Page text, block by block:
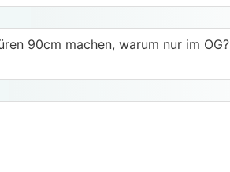
90cm machen, warum nur im OG?